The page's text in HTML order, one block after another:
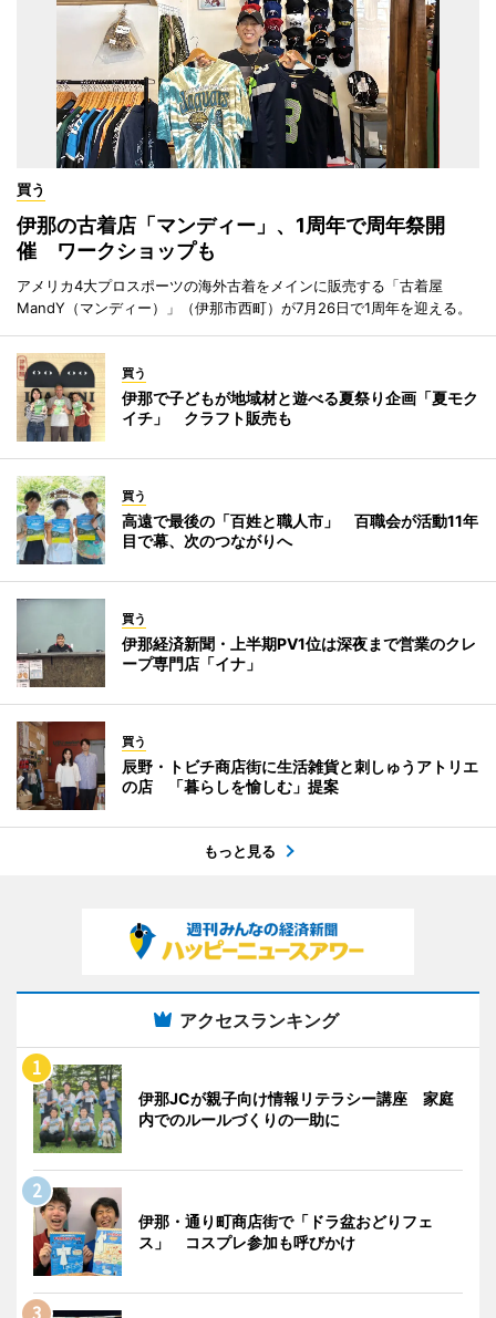
買う
伊那の古着店「マンディー」、1周年で周年祭開
催 ワークショップも
アメリカ4大プロスポーツの海外古着をメインに販売する「古着屋
MandY（マンディー）」（伊那市西町）が7月26日で1周年を迎える。
買う
伊那で子どもが地域材と遊べる夏祭り企画「夏モク
イチ」 クラフト販売も
買う
高遠で最後の「百姓と職人市」 百職会が活動11年
目で幕、次のつながりへ
買う
伊那経済新聞・上半期PV1位は深夜まで営業のクレ
ープ専門店「イナ」
買う
辰野・トビチ商店街に生活雑貨と刺しゅうアトリエ
の店 「暮らしを愉しむ」提案
もっと見る
アクセスランキング
伊那JCが親子向け情報リテラシー講座 家庭
内でのルールづくりの一助に
伊那・通り町商店街で「ドラ盆おどりフェ
ス」 コスプレ参加も呼びかけ